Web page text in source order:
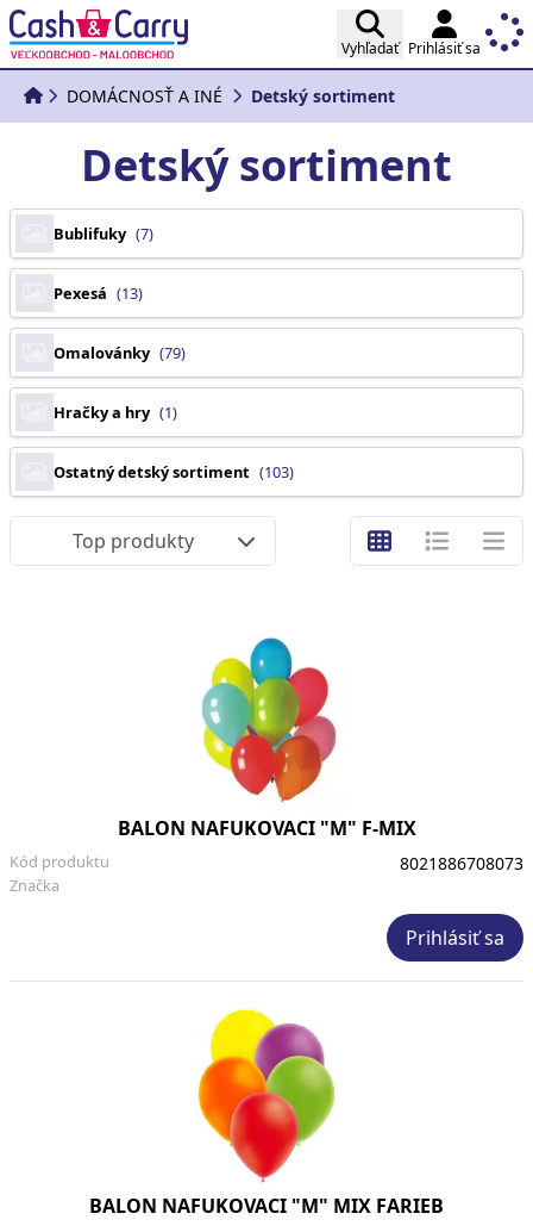
Vyhľadať Prihlásiť sa
DOMÁCNOSŤ A INÉ Detský sortiment
Detský sortiment
Bublifuky (7)
Pexesá (13)
Omalovánky (79)
Hračky a hry (1)
Ostatný detský sortiment (103)
Top produkty
BALON NAFUKOVACI "M" F-MIX
Značka
Kód produktu 8021886708073
Prihlásiť sa
BALON NAFUKOVACI "M" MIX FARIEB